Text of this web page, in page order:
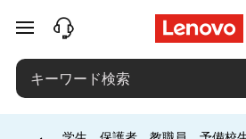
メインコンテンツにスキップする